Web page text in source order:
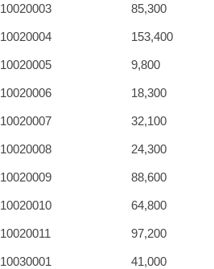
10020003 85,300
10020004 153,400
10020005 9,800
10020006 18,300
10020007 32,100
10020008 24,300
10020009 88,600
10020010 64,800
10020011 97,200
10030001 41,000